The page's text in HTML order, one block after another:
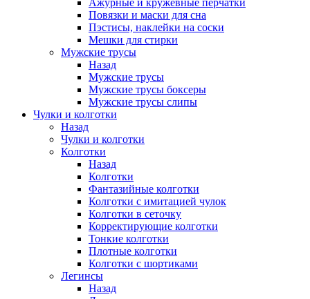
Ажурные и кружевные перчатки
Повязки и маски для сна
Пэстисы, наклейки на соски
Мешки для стирки
Мужские трусы
Назад
Мужские трусы
Мужские трусы боксеры
Мужские трусы слипы
Чулки и колготки
Назад
Чулки и колготки
Колготки
Назад
Колготки
Фантазийные колготки
Колготки с имитацией чулок
Колготки в сеточку
Корректирующие колготки
Тонкие колготки
Плотные колготки
Колготки с шортиками
Легинсы
Назад